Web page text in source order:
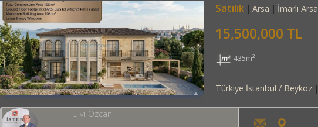
Satılık Arsa İmarli Arsa
15,500,000 TL
435m²
Türkiye İstanbul / Beykoz
Ulvi Özcan